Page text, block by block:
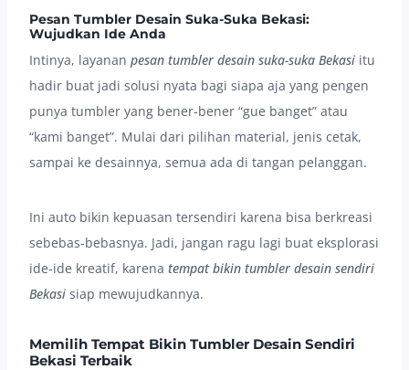
Pesan Tumbler Desain Suka-Suka Bekasi:
Wujudkan Ide Anda
Intinya, layanan pesan tumbler desain suka-suka Bekasi itu
hadir buat jadi solusi nyata bagi siapa aja yang pengen
punya tumbler yang bener-bener “gue banget” atau
“kami banget”. Mulai dari pilihan material, jenis cetak,
sampai ke desainnya, semua ada di tangan pelanggan.
Ini auto bikin kepuasan tersendiri karena bisa berkreasi
sebebas-bebasnya. Jadi, jangan ragu lagi buat eksplorasi
ide-ide kreatif, karena tempat bikin tumbler desain sendiri
Bekasi siap mewujudkannya.
Memilih Tempat Bikin Tumbler Desain Sendiri
Bekasi Terbaik